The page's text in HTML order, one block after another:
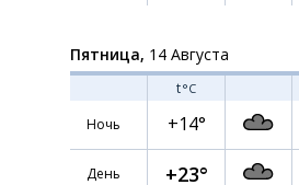
Пятница, 14 Августа
t°C
Ночь
+14°
День +23°